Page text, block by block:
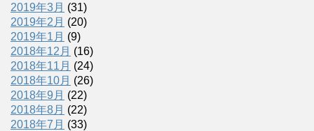
2019年3月 (31)
2019年2月 (20)
2019年1月 (9)
2018年12月 (16)
2018年11月 (24)
2018年10月 (26)
2018年9月 (22)
2018年8月 (22)
2018年7月 (33)